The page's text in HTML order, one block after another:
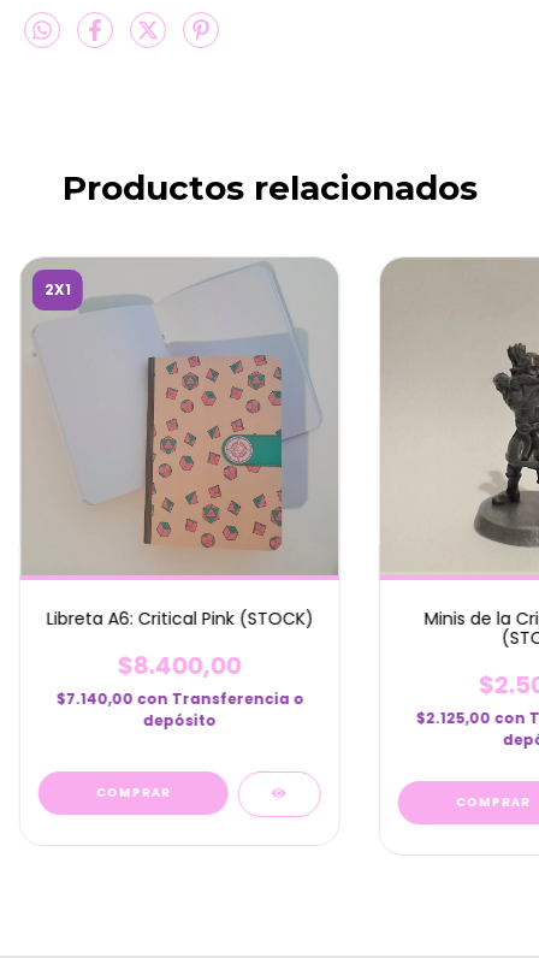
Productos relacionados
2X1
Libreta A6: Critical Pink (STOCK)
$8.400,00
$7.140,00 con Transferencia o
depósito
Minis de la
$2.125,00 con